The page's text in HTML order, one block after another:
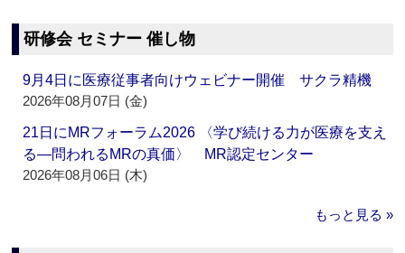
研修会 セミナー 催し物
9月4日に医療従事者向けウェビナー開催 サクラ精機
2026年08月07日 (金)
21日にMRフォーラム2026 〈学び続ける力が医療を支え
る―問われるMRの真価〉 MR認定センター
2026年08月06日 (木)
もっと見る »